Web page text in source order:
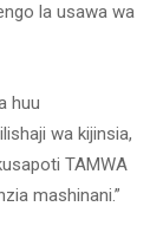
la usawa wa
huu
wa kijinsia,
TAMWA
mashinani.”